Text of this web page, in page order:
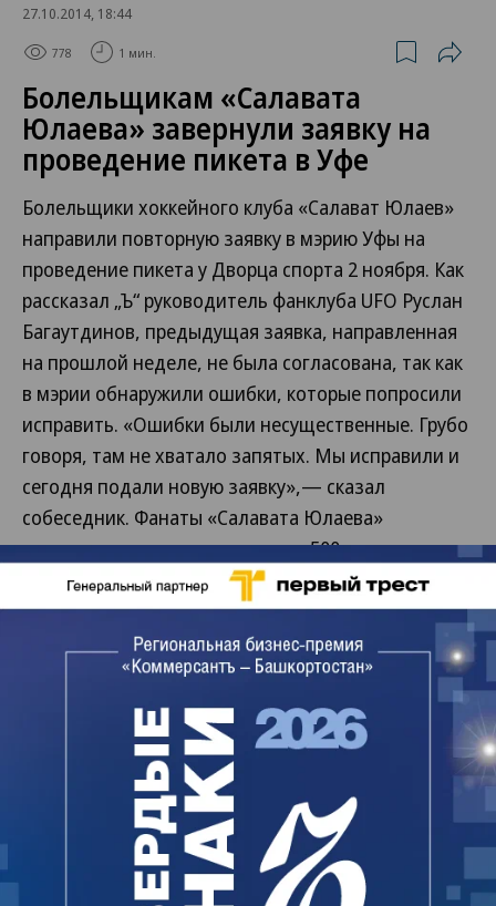
27.10.2014, 18:44
778 1 мин.
Болельщикам «Салавата
Юлаева» завернули заявку на
проведение пикета в Уфе
Болельщики хоккейного клуба «Салават Юлаев»
направили повторную заявку в мэрию Уфы на
проведение пикета у Дворца спорта 2 ноября. Как
рассказал „Ъ“ руководитель фанклуба UFO Руслан
Багаутдинов, предыдущая заявка, направленная
на прошлой неделе, не была согласована, так как
в мэрии обнаружили ошибки, которые попросили
исправить. «Ошибки были несущественные. Грубо
говоря, там не хватало запятых. Мы исправили и
сегодня подали новую заявку»,— сказал
собеседник. Фанаты «Салавата Юлаева»
планируют вывести на пикет до 500 участников и
провести его под лозунгом: «Не дадим погибнуть
хоккею в Башкортостане». Отметим, что
единственный спонсор «Салавата Юлаева» —
благотворительный фонд «Урал», счета которого
были арестованы в рамках расследования
уголовного дела о хищении и легализации денег
при продаже предприятий БашТЭКа, неделю
назад объявил о приостановлении
финансирования всех своих проектов. В фонде
ждут разъяснений от следствия, может ли он
распоряжаться процентами с депозитов, на